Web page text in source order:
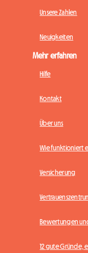
Unsere Zahlen
Neuigkeiten
Mehr erfahren
Hilfe
Kontakt
Über uns
Wie funktioniert
Versicherung
Bewertungen
12 gute Gründe,